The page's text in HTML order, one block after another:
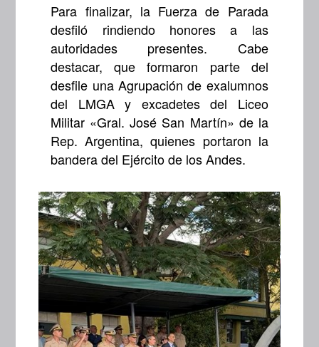
Para finalizar, la Fuerza de Parada
desfiló rindiendo honores a las
autoridades presentes. Cabe
destacar, que formaron parte del
desfile una Agrupación de exalumnos
del LMGA y excadetes del Liceo
Militar «Gral. José San Martín» de la
Rep. Argentina, quienes portaron la
bandera del Ejército de los Andes.